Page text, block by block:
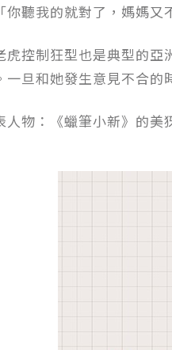
你聽我的就對了，媽媽又
虎控制狂型也是典型的亞
一旦和她發生意見不合的
人物：《蠟筆小新》的美